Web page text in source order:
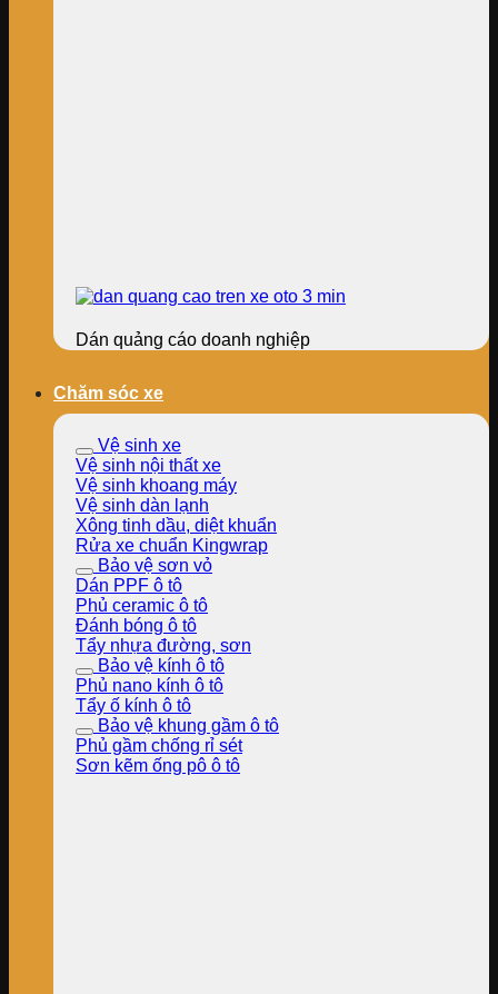
Dán quảng cáo doanh nghiệp
Chăm sóc xe
Vệ sinh xe
Vệ sinh nội thất xe
Vệ sinh khoang máy
Vệ sinh dàn lạnh
Xông tinh dầu, diệt khuẩn
Rửa xe chuẩn Kingwrap
Bảo vệ sơn vỏ
Dán PPF ô tô
Phủ ceramic ô tô
Đánh bóng ô tô
Tẩy nhựa đường, sơn
Bảo vệ kính ô tô
Phủ nano kính ô tô
Tẩy ố kính ô tô
Bảo vệ khung gầm ô tô
Phủ gầm chống rỉ sét
Sơn kẽm ống pô ô tô